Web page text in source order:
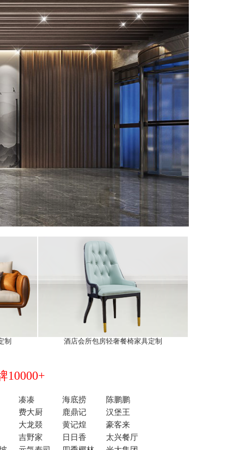
制 酒店会所包房轻奢餐椅家具定制
10000+
凑凑 海底捞
陈鹏鹏
费大厨
鹿鼎记
汉堡王
大龙燚
黄记煌
豪客来
吉野家
日日香
太兴餐厅